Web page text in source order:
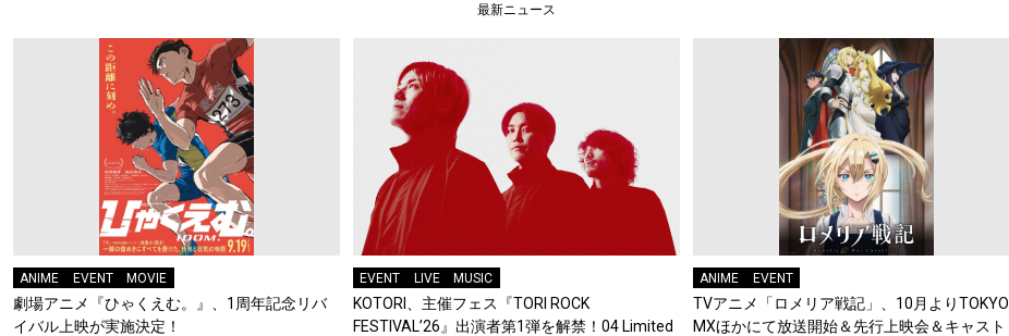
最新ニュース
ANIME EVENT MOVIE
劇場アニメ『ひゃくえむ。』、1周年記念リバ
イバル上映が実施決定！
EVENT LIVE MUSIC
KOTORI、主催フェス『TORI ROCK
FESTIVAL’26』出演者第1弾を解禁！04 Limited
ANIME EVENT
TVアニメ「ロメリア戦記」、10月よりTOKYO
MXほかにて放送開始＆先行上映会＆キャスト